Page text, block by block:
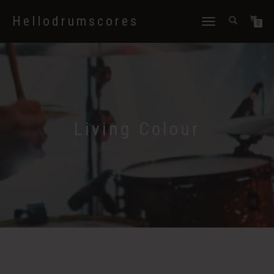
Hellodrumscores
Déplier
navigation
0
Living Colour